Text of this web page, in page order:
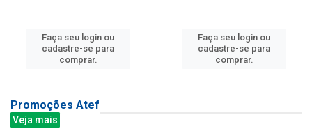
Faça seu login ou
cadastre-se para
comprar.
Faça seu login ou
cadastre-se para
comprar.
Promoções Atef
Veja mais